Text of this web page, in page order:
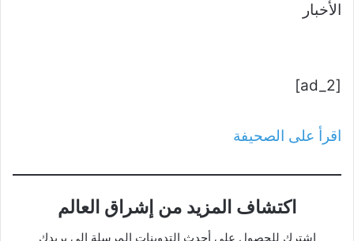
الأخبار
[ad_2]
اقرأ على الصحيفة
اكتشاف المزيد من إشراق العالم
اشترك للحصول على أحدث التدوينات المرسلة إلى بريدك